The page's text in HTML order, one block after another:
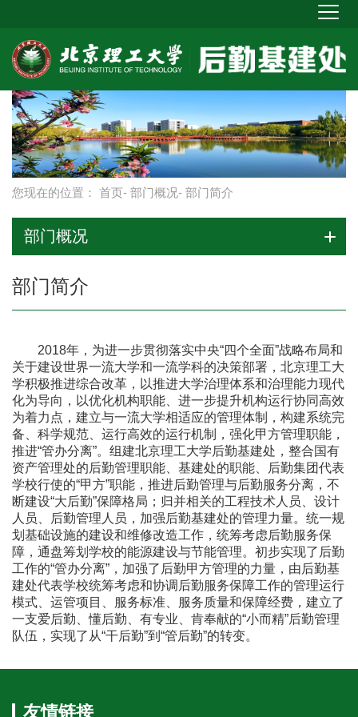
您现在的位置： 首页- 部门概况- 部门简介
部门概况
部门简介
2018年，为进一步贯彻落实中央“四个全面”战略布局和
关于建设世界一流大学和一流学科的决策部署，北京理工大
学积极推进综合改革，以推进大学治理体系和治理能力现代
化为导向，以优化机构职能、进一步提升机构运行协同高效
为着力点，建立与一流大学相适应的管理体制，构建系统完
备、科学规范、运行高效的运行机制，强化甲方管理职能，
推进“管办分离”。组建北京理工大学后勤基建处，整合国有
资产管理处的后勤管理职能、基建处的职能、后勤集团代表
学校行使的“甲方”职能，推进后勤管理与后勤服务分离，不
断建设“大后勤”保障格局；归并相关的工程技术人员、设计
人员、后勤管理人员，加强后勤基建处的管理力量。统一规
划基础设施的建设和维修改造工作，统筹考虑后勤服务保
障，通盘筹划学校的能源建设与节能管理。初步实现了后勤
工作的“管办分离”，加强了后勤甲方管理的力量，由后勤基
建处代表学校统筹考虑和协调后勤服务保障工作的管理运行
模式、运管项目、服务标准、服务质量和保障经费，建立了
一支爱后勤、懂后勤、有专业、肯奉献的“小而精”后勤管理
队伍，实现了从“干后勤”到“管后勤”的转变。
友情链接